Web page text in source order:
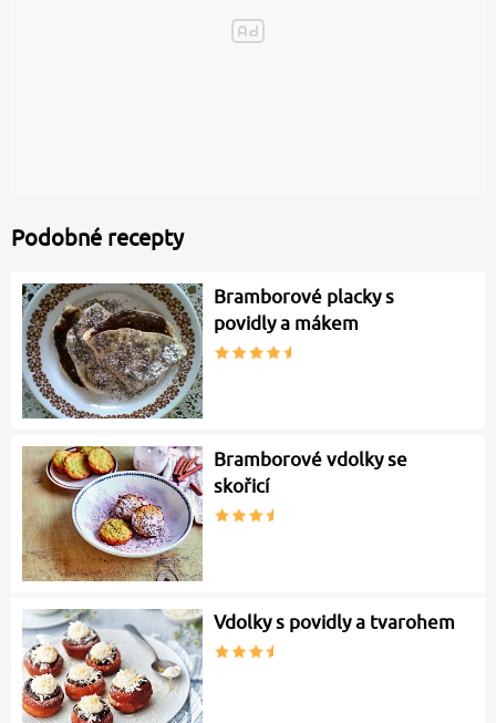
Podobné recepty
Bramborové placky s
povidly a mákem
Bramborové vdolky se
skořicí
Vdolky s povidly a tvarohem